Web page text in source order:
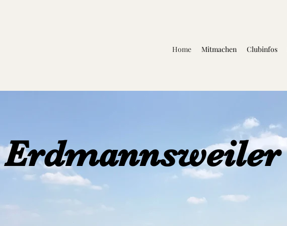
Home Mitmachen Clubinfos